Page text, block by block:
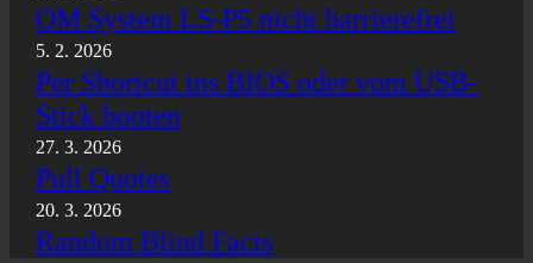
OM System LS-P5 nicht barrierefrei
5. 2. 2026
Per Shortcut ins BIOS oder vom USB-
Stick booten
27. 3. 2026
Pull Quotes
20. 3. 2026
Random Blind Facts